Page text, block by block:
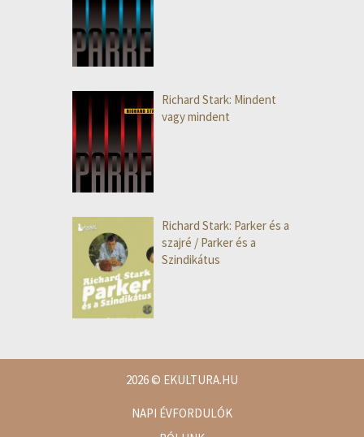
Richard Stark: Mindent
vagy mindent
Richard Stark: Parker és a
szajré / Parker és a
Szindikátus
2026© EKULTURA.HU
NAPI ÉVFORDULÓK